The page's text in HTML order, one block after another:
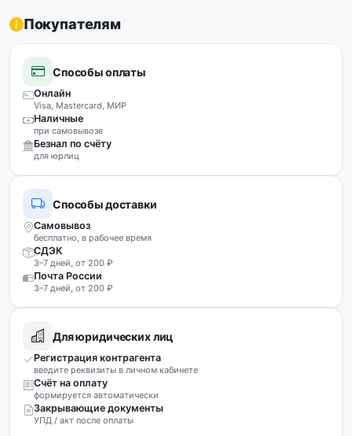
Покупателям
Способы оплаты
Онлайн
Visa, Mastercard, МИР
Наличные
при самовывозе
Безнал по счёту
для юрлиц
Способы доставки
Самовывоз
бесплатно, в рабочее время
СДЭК
3–7 дней, от 200 ₽
Почта России
3–7 дней, от 200 ₽
Для юридических лиц
Регистрация контрагента
введите реквизиты в личном кабинете
Счёт на оплату
формируется автоматически
Закрывающие документы
УПД / акт после оплаты